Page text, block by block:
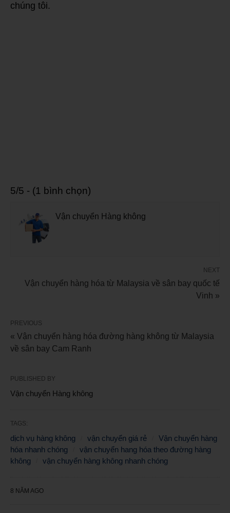
chúng tôi.
5/5 - (1 bình chọn)
Vận chuyển Hàng không
NEXT
Vận chuyển hàng hóa từ Malaysia về sân bay quốc tế
Vinh »
PREVIOUS
« Vận chuyển hàng hóa đường hàng không từ Malaysia
về sân bay Cam Ranh
PUBLISHED BY
Vận chuyển Hàng không
TAGS:
dịch vụ hàng không vận chuyển giá rẻ
Vận chuyển hàng
hóa nhanh chóng
vận chuyển hang hóa theo đường hàng
không
vận chuyển hàng không nhanh chóng
8 NĂM AGO